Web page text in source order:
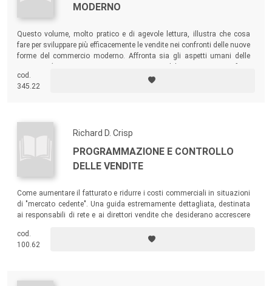
MODERNO
Questo volume, molto pratico e di agevole lettura, illustra che cosa
fare per sviluppare più efficacemente le vendite nei confronti delle nuove
forme del commercio moderno. Affronta sia gli aspetti umani delle
accogliere, come prepararsi alle loro obiezioni...) sia sotto l'aspetto
economico-finanziario.
cod.
345.22
Richard D. Crisp
PROGRAMMAZIONE E CONTROLLO
DELLE VENDITE
Come aumentare il fatturato e ridurre i costi commerciali in situazioni
di "mercato cedente". Una guida estremamente dettagliata, destinata
ai responsabili di rete e ai direttori vendite che desiderano accrescere
cod.
100.62